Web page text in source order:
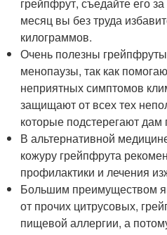
месяц вы без труда
килограммов.
Очень полезны
менопаузы, так как
неприятных симптомов
защищают от всех тех
которые подстерегают дам
В альтернативной
кожуру грейпфрута
профилактики и лечения
Большим преимуществом
от прочих цитрусовых,
пищевой аллергии, а